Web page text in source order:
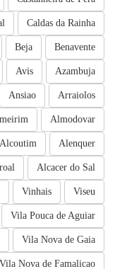
Caldas da Rainha
Benavente
Beja
Azambuja
Avis
Arraiolos
Ansiao
Almodovar
Alenquer
Alcoutim
Alcacer do Sal
Viseu
Vinhais
Vila Pouca de Aguiar
Vila Nova de Gaia
Vila Nova de Famalicao